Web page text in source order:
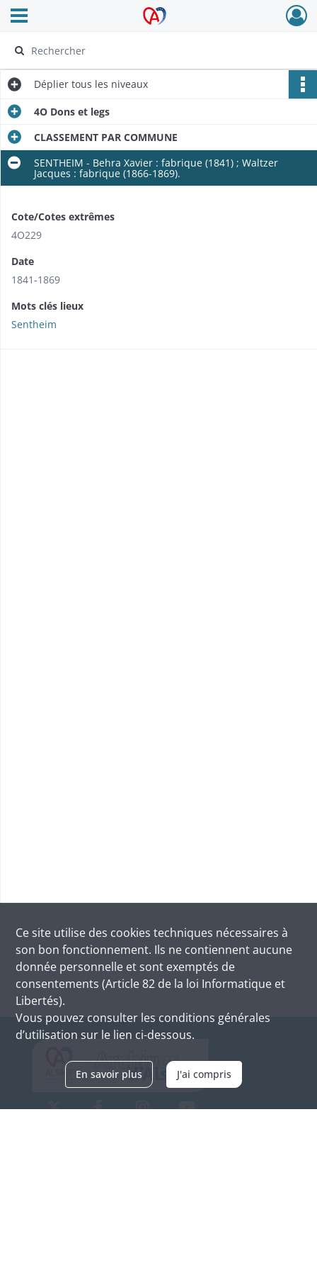
Archives Alsace - Colmar
Ouvrir le menu déroulant
Déplier tous les niveaux
4O Dons et legs
CLASSEMENT PAR COMMUNE
SENTHEIM - Behra Xavier : fabrique (1841) ; Waltzer
Jacques : fabrique (1866-1869).
Cote/Cotes extrêmes
4O229
Date
1841-1869
Mots clés lieux
Sentheim
Ce site utilise des cookies techniques nécessaires à
son bon fonctionnement. Ils ne contiennent aucune
donnée personnelle et sont exemptés de
consentements (Article 82 de la loi Informatique et
Libertés).
Vous pouvez consulter les conditions générales
d’utilisation sur le lien ci-dessous.
En savoir plus J'ai compris